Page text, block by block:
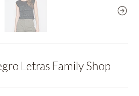
Letras Family Shop